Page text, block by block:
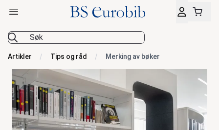
BS Eurobib
Åpne hovedmeny
Artikler Tips og råd Merking av bøker